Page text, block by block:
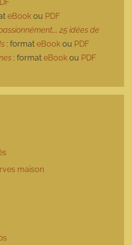
eBook ou PDF
25 idées de
: format eBook ou PDF
: format eBook ou PDF
maison